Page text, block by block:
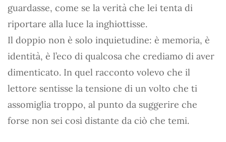
guardasse, come se la verità che lei tenta di
riportare alla luce la inghiottisse.
Il doppio non è solo inquietudine: è memoria, è
identità, è l’eco di qualcosa che crediamo di aver
dimenticato. In quel racconto volevo che il
lettore sentisse la tensione di un volto che ti
assomiglia troppo, al punto da suggerire che
forse non sei così distante da ciò che temi.